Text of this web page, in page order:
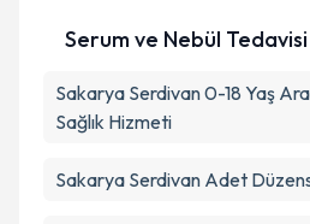
Serum ve Nebül
Sakarya Serdivan 0-18 Yaş
Sağlık Hizmeti
Sakarya Serdivan Adet